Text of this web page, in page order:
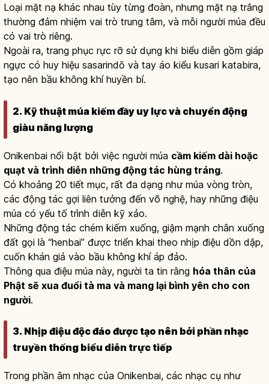
Loại mặt nạ khác nhau tùy từng đoàn, nhưng mặt nạ trắng
thường đảm nhiệm vai trò trung tâm, và mỗi người múa đều
có vai trò riêng.
Ngoài ra, trang phục rực rỡ sử dụng khi biểu diễn gồm giáp
ngực có huy hiệu sasarindō và tay áo kiểu kusari katabira,
tạo nên bầu không khí huyền bí.
2. Kỹ thuật múa kiếm đầy uy lực và chuyển động
giàu năng lượng
Onikenbai nổi bật bởi việc người múa cầm kiếm dài hoặc
quạt và trình diễn những động tác hùng tráng.
Có khoảng 20 tiết mục, rất đa dạng như múa vòng tròn,
các động tác gợi liên tưởng đến võ nghệ, hay những điệu
múa có yếu tố trình diễn kỹ xảo.
Những động tác chém kiếm xuống, giậm mạnh chân xuống
đất gọi là “henbai” được triển khai theo nhịp điệu dồn dập,
cuốn khán giả vào bầu không khí áp đảo.
Thông qua điệu múa này, người ta tin rằng hóa thân của
Phật sẽ xua đuổi tà ma và mang lại bình yên cho con
người.
3. Nhịp điệu độc đáo được tạo nên bởi phần nhạc
truyền thống biểu diễn trực tiếp
Trong phần âm nhạc của Onikenbai, các nhạc cụ như